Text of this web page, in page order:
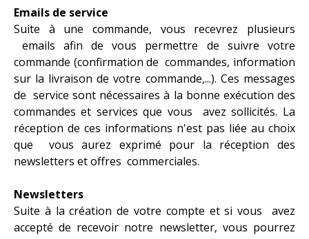
Emails de service
Suite à une commande, vous recevrez plusieurs
emails afin de vous permettre de suivre votre
commande (confirmation de commandes, information
sur la livraison de votre commande,...). Ces messages
de service sont nécessaires à la bonne exécution des
commandes et services que vous avez sollicités. La
réception de ces informations n'est pas liée au choix
que vous aurez exprimé pour la réception des
newsletters et offres commerciales.
Newsletters
Suite à la création de votre compte et si vous avez
accepté de recevoir notre newsletter, vous pourrez